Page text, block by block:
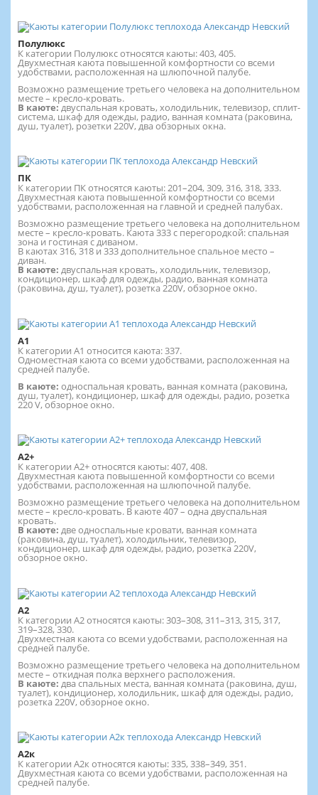
Полулюкс
К категории Полулюкс относятся каюты: 403, 405.
Двухместная каюта повышенной комфортности со всеми
удобствами, расположенная на шлюпочной палубе.
Возможно размещение третьего человека на дополнительном
месте – кресло-кровать.
В каюте: двуспальная кровать, холодильник, телевизор, сплит-
система, шкаф для одежды, радио, ванная комната (раковина,
душ, туалет), розетки 220V, два обзорных окна.
ПК
К категории ПК относятся каюты: 201–204, 309, 316, 318, 333.
Двухместная каюта повышенной комфортности со всеми
удобствами, расположенная на главной и средней палубах.
Возможно размещение третьего человека на дополнительном
месте – кресло-кровать. Каюта 333 с перегородкой: спальная
зона и гостиная с диваном.
В каютах 316, 318 и 333 дополнительное спальное место –
диван.
В каюте: двуспальная кровать, холодильник, телевизор,
кондиционер, шкаф для одежды, радио, ванная комната
(раковина, душ, туалет), розетка 220V, обзорное окно.
А1
К категории А1 относится каюта: 337.
Одноместная каюта со всеми удобствами, расположенная на
средней палубе.
В каюте: односпальная кровать, ванная комната (раковина,
душ, туалет), кондиционер, шкаф для одежды, радио, розетка
220 V, обзорное окно.
А2+
К категории А2+ относятся каюты: 407, 408.
Двухместная каюта повышенной комфортности со всеми
удобствами, расположенная на шлюпочной палубе.
Возможно размещение третьего человека на дополнительном
месте – кресло-кровать. В каюте 407 – одна двуспальная
кровать.
В каюте: две односпальные кровати, ванная комната
(раковина, душ, туалет), холодильник, телевизор,
кондиционер, шкаф для одежды, радио, розетка 220V,
обзорное окно.
А2
К категории А2 относятся каюты: 303–308, 311–313, 315, 317,
319–328, 330.
Двухместная каюта со всеми удобствами, расположенная на
средней палубе.
Возможно размещение третьего человека на дополнительном
месте – откидная полка верхнего расположения.
В каюте: два спальных места, ванная комната (раковина, душ,
туалет), кондиционер, холодильник, шкаф для одежды, радио,
розетка 220V, обзорное окно.
А2к
К категории А2к относятся каюты: 335, 338–349, 351.
Двухместная каюта со всеми удобствами, расположенная на
средней палубе.